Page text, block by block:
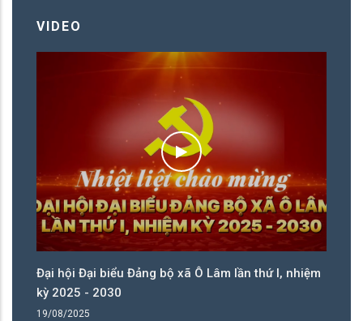
VIDEO
Đại hội Đại biểu Đảng bộ xã Ô Lâm lần thứ I, nhiệm
kỳ 2025 - 2030
19/08/2025